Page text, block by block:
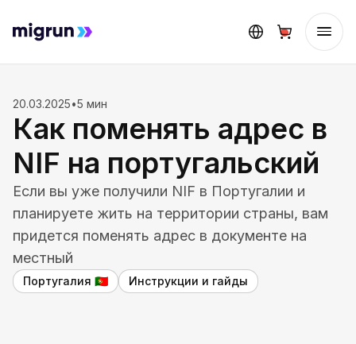
20.03.2025•5 мин
Как поменять адрес в
NIF на португальский
Если вы уже получили NIF в Португалии и
планируете жить на территории страны, вам
придется поменять адрес в документе на
местный
Португалия 🇵🇹 Инструкции и гайды